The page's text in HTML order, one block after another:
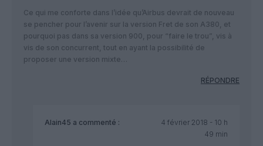
Ce qui me conforte dans l’idée qu’Airbus devrait de nouveau
se pencher pour l’avenir sur la version Fret de son A380, et
pourquoi pas dans sa version 900, pour “faire le trou”, vis à
vis de son concurrent, tout en ayant la possibilité de
proposer une version mixte…
RÉPONDRE
Alain45 a commenté :
4 février 2018 - 10 h
49 min